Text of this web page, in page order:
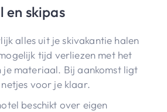
en skipas
alles uit je skivakantie halen
tijd verliezen met het
je materiaal. Bij aankomst ligt
voor je klaar.
beschikt over eigen